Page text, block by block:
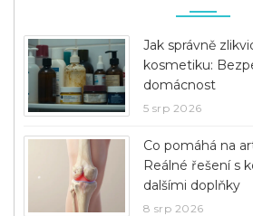
Jak správně
kosmetiku:
domácnost
5 srp 2026
Co pomáhá na
Reálné řešení s
dalšími doplňky
8 srp 2026